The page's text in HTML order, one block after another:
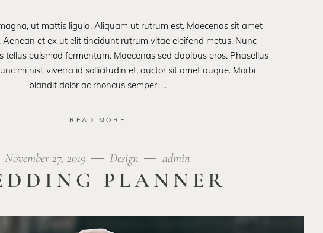
ut mattis ligula. Aliquam ut rutrum est. Maecenas sit amet
Aenean et ex ut elit tincidunt rutrum vitae eleifend metus. Nunc
tellus euismod fermentum. Maecenas sed dapibus eros. Phasellus
mi nisl, viverra id sollicitudin et, auctor sit amet augue. Morbi
blandit dolor ac rhoncus semper.
READ MORE
November 27, 2019 Design admin
PLANNER